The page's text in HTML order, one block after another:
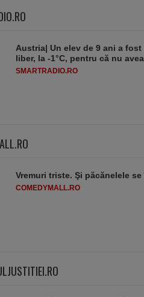
Austria| Un elev de 9 ani a
liber, la -1°C, pentru că nu
SMARTRADIO.RO
Vremuri triste. Şi păcănelele
COMEDYMALL.RO